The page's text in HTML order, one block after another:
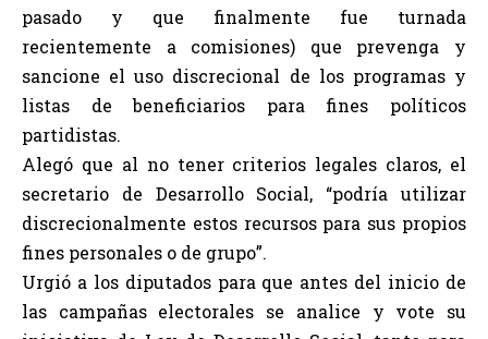
pasado y que finalmente fue turnada
recientemente a comisiones) que prevenga y
sancione el uso discrecional de los programas y
listas de beneficiarios para fines políticos
partidistas.
Alegó que al no tener criterios legales claros, el
secretario de Desarrollo Social, “podría utilizar
discrecionalmente estos recursos para sus propios
fines personales o de grupo”.
Urgió a los diputados para que antes del inicio de
las campañas electorales se analice y vote su